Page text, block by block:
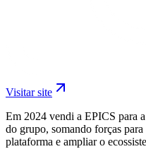
Visitar site
Em 2024 vendi a EPICS para
do grupo, somando forças
plataforma e ampliar o